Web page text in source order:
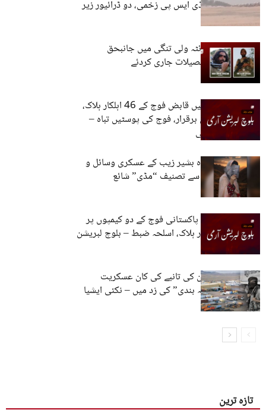
مزید تین حملے، ڈی ایس پی زخمی، دو ڈرائیور زیر
حراست
بی ایل اے نے کوئٹہ ولی تنگی میں جانبحق
سرمچاروں کے تفصیلات جاری کردئے
51 کارروائیوں میں قابض فوج کے 46 اہلکار ہلاک،
معاشی ناکہ بندی برقرار، فوج کی پوسٹیں تباہ –
بلوچ لبریشن آرمی
بی ایل اے سربراہ بشیر زیب کے عسکری وسائل و
انتظام کے حوالے سے تصنیف “مڈی” شائع
کوئٹہ میں قابض پاکستانی فوج کے دو کیمپوں پر
کنٹرول، 14 اہلکار ہلاک، اسلحہ ضبط – بلوچ لبریشن
آرمی
پاکستان میں چین کی تانبے کی کان عسکریت
پسندوں کی “ناکہ بندی” کی زد میں – نکئی ایشیا
رپورٹ
تازہ ترین